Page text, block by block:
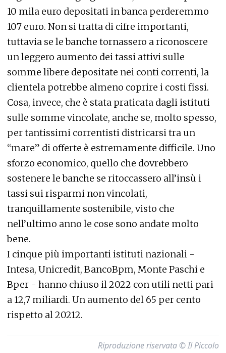
10 mila euro depositati in banca perderemmo
107 euro. Non si tratta di cifre importanti,
tuttavia se le banche tornassero a riconoscere
un leggero aumento dei tassi attivi sulle
somme libere depositate nei conti correnti, la
clientela potrebbe almeno coprire i costi fissi.
Cosa, invece, che è stata praticata dagli istituti
sulle somme vincolate, anche se, molto spesso,
per tantissimi correntisti districarsi tra un
“mare” di offerte è estremamente difficile. Uno
sforzo economico, quello che dovrebbero
sostenere le banche se ritoccassero all’insù i
tassi sui risparmi non vincolati,
tranquillamente sostenibile, visto che
nell’ultimo anno le cose sono andate molto
bene.
I cinque più importanti istituti nazionali -
Intesa, Unicredit, BancoBpm, Monte Paschi e
Bper - hanno chiuso il 2022 con utili netti pari
a 12,7 miliardi. Un aumento del 65 per cento
rispetto al 20212.
Riproduzione riservata © Il Piccolo